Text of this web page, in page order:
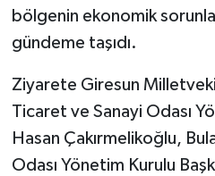
bölgenin ekonomik
gündeme taşıdı.
Ziyarete Giresun
Ticaret ve Sanayi Odası
Hasan Çakırmelikoğlu,
Odası Yönetim Kurulu